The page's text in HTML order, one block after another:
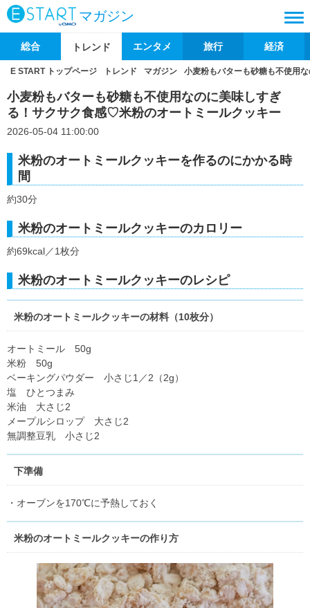
マガジン
総合 トレンド エンタメ 旅行 経済
E START トップページ トレンド マガジン 小麦粉もバターも砂糖も不使用
小麦粉もバターも砂糖も不使用なのに美味しすぎ
る！サクサク食感♡米粉のオートミールクッキー
2026-05-04 11:00:00
米粉のオートミールクッキーを作るのにかかる時
間
約30分
米粉のオートミールクッキーのカロリー
約69kcal／1枚分
米粉のオートミールクッキーのレシピ
米粉のオートミールクッキーの材料（10枚分）
オートミール 50g
米粉 50g
ベーキングパウダー 小さじ1／2（2g）
塩 ひとつまみ
米油 大さじ2
メープルシロップ 大さじ2
無調整豆乳 小さじ2
下準備
・オーブンを170℃に予熱しておく
米粉のオートミールクッキーの作り方